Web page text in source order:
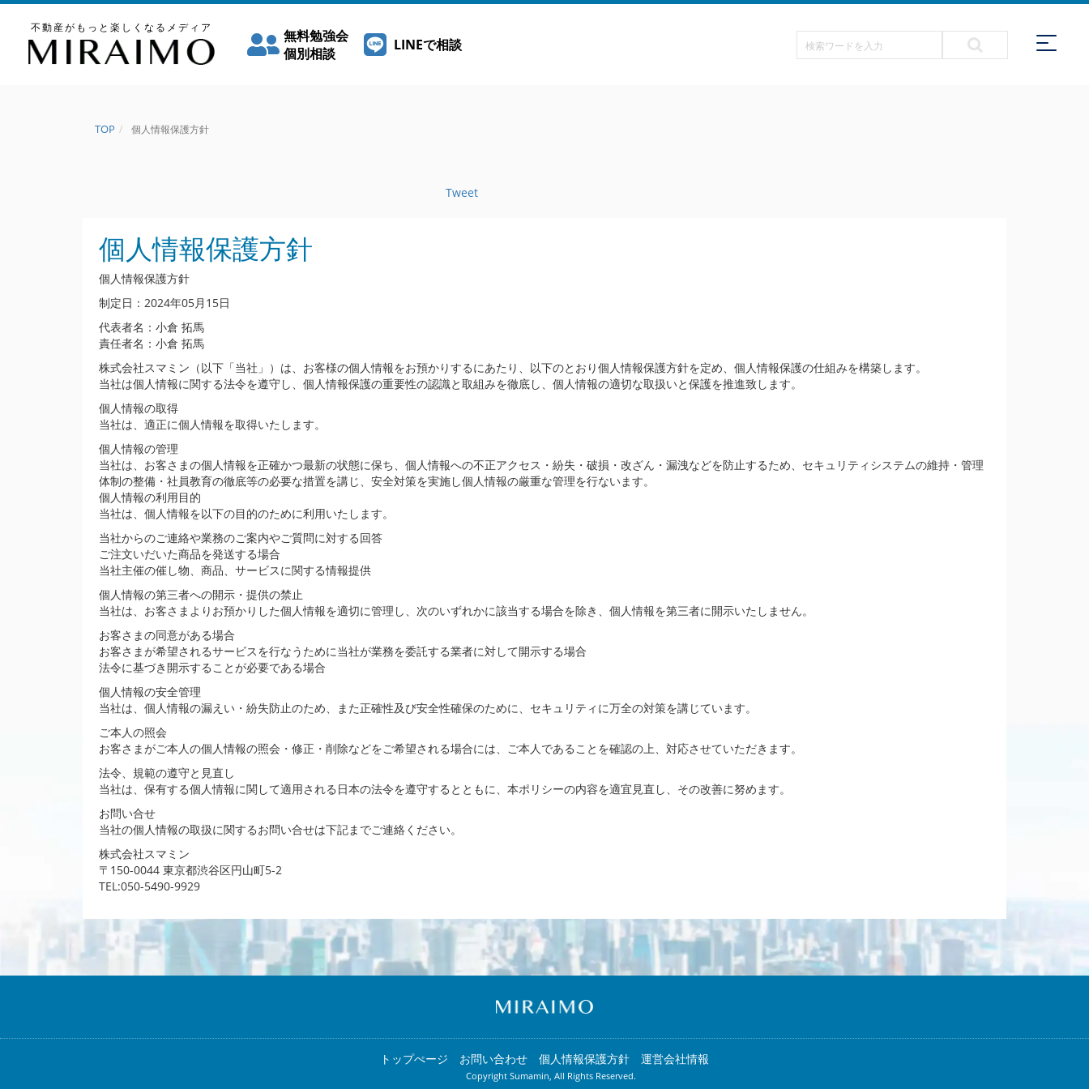
不動産がもっと楽しくなるメディア
無料勉強会
個別相談
LINEで相談
TOP 個人情報保護方針
Tweet
個人情報保護方針
個人情報保護方針
制定日：2024年05月15日
代表者名：小倉 拓馬
責任者名：小倉 拓馬
株式会社スマミン（以下「当社」）は、お客様の個人情報をお預かりするにあたり、以下のとおり個人情報保護方針を定め、個人情報保護の仕組みを構築します。
当社は個人情報に関する法令を遵守し、個人情報保護の重要性の認識と取組みを徹底し、個人情報の適切な取扱いと保護を推進致します。
個人情報の取得
当社は、適正に個人情報を取得いたします。
個人情報の管理
当社は、お客さまの個人情報を正確かつ最新の状態に保ち、個人情報への不正アクセス・紛失・破損・改ざん・漏洩などを防止するため、セキュリティシステムの維持・管理
体制の整備・社員教育の徹底等の必要な措置を講じ、安全対策を実施し個人情報の厳重な管理を行ないます。
個人情報の利用目的
当社は、個人情報を以下の目的のために利用いたします。
当社からのご連絡や業務のご案内やご質問に対する回答
ご注文いだいた商品を発送する場合
当社主催の催し物、商品、サービスに関する情報提供
個人情報の第三者への開示・提供の禁止
当社は、お客さまよりお預かりした個人情報を適切に管理し、次のいずれかに該当する場合を除き、個人情報を第三者に開示いたしません。
お客さまの同意がある場合
お客さまが希望されるサービスを行なうために当社が業務を委託する業者に対して開示する場合
法令に基づき開示することが必要である場合
個人情報の安全管理
当社は、個人情報の漏えい・紛失防止のため、また正確性及び安全性確保のために、セキュリティに万全の対策を講じています。
ご本人の照会
お客さまがご本人の個人情報の照会・修正・削除などをご希望される場合には、ご本人であることを確認の上、対応させていただきます。
法令、規範の遵守と見直し
当社は、保有する個人情報に関して適用される日本の法令を遵守するとともに、本ポリシーの内容を適宜見直し、その改善に努めます。
お問い合せ
当社の個人情報の取扱に関するお問い合せは下記までご連絡ください。
株式会社スマミン
〒150-0044 東京都渋谷区円山町5-2
TEL:050-5490-9929
トップぺージ お問い合わせ 個人情報保護方針 運営会社情報
Copyright Sumamin, All Rights Reserved.